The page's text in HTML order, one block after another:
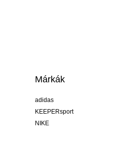
Márkák
adidas
KEEPERsport
NIKE